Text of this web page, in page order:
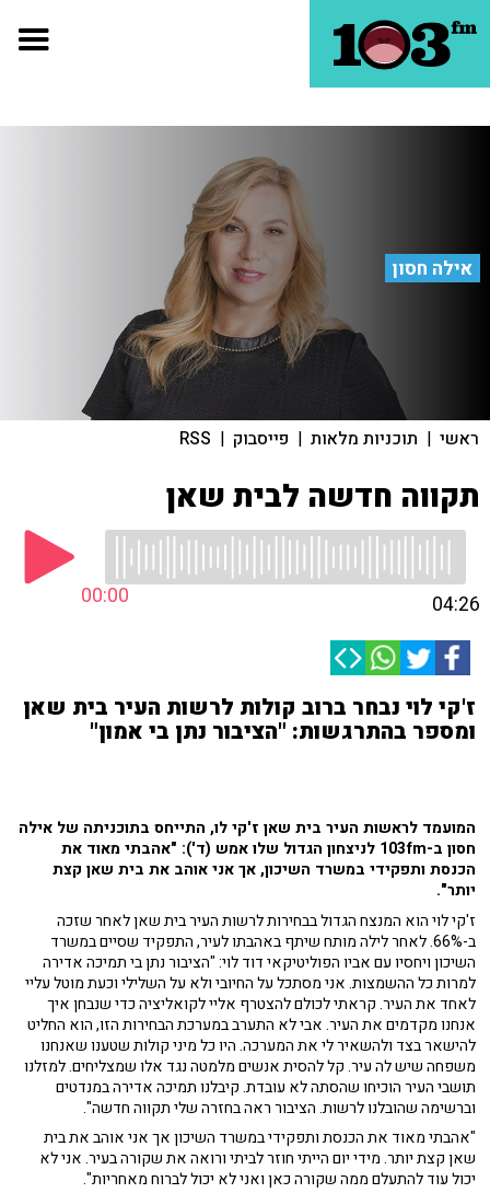
אילה חסון
ראשי | תוכניות מלאות | פייסבוק |
RSS
תקווה חדשה לבית שאן
00:00 04:26
ז'קי לוי נבחר ברוב קולות לרשות העיר בית שאן
ומספר בהתרגשות: "הציבור נתן בי אמון"
המועמד לראשות העיר בית שאן ז'קי לו, התייחס בתוכניתה של אילה
חסון ב-103fm לניצחון הגדול שלו אמש (ד'): "אהבתי מאוד את
הכנסת ותפקידי במשרד השיכון, אך אני אוהב את בית שאן קצת
יותר".
ז'קי לוי הוא המנצח הגדול בבחירות לרשות העיר בית שאן לאחר שזכה
ב-66%. לאחר לילה מותח שיתף באהבתו לעיר, התפקיד שסיים במשרד
השיכון ויחסיו עם אביו הפוליטיקאי דוד לוי: "הציבור נתן בי תמיכה אדירה
למרות כל ההשמצות. אני מסתכל על החיובי ולא על השלילי וכעת מוטל עליי
לאחד את העיר. קראתי לכולם להצטרף אליי לקואליציה כדי שנבחן איך
אנחנו מקדמים את העיר. אבי לא התערב במערכת הבחירות הזו, הוא החליט
להישאר בצד ולהשאיר לי את המערכה. היו כל מיני קולות שטענו שאנחנו
משפחה שיש לה עיר. קל להסית אנשים מלמטה נגד אלו שמצליחים. למזלנו
תושבי העיר הוכיחו שהסתה לא עובדת. קיבלנו תמיכה אדירה במנדטים
וברשימה שהובלנו לרשות. הציבור ראה בחזרה שלי תקווה חדשה".
"אהבתי מאוד את הכנסת ותפקידי במשרד השיכון אך אני אוהב את בית
שאן קצת יותר. מידי יום הייתי חוזר לביתי ורואה את שקורה בעיר. אני לא
יכול עוד להתעלם ממה שקורה כאן ואני לא יכול לברוח מאחריות".